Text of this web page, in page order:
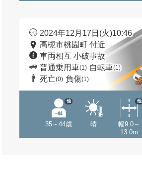
2024年12月17日(火)10:46
高槻市桃園町 付近
車両相互 小破事故
普通乗用車(1) 自転車(1)
死亡(0) 負傷(1)
35～44歳
他
晴
幅9.0～
13.0m
他